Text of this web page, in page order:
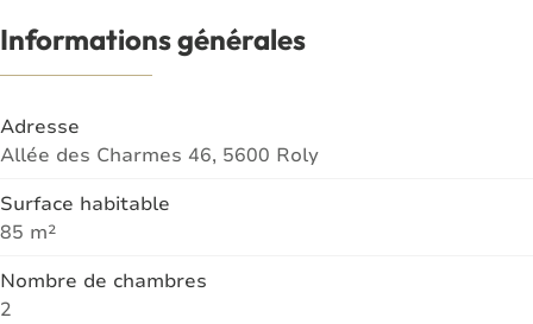
Informations générales
Adresse
Allée des Charmes 46, 5600 Roly
Surface habitable
85 m²
Nombre de chambres
2